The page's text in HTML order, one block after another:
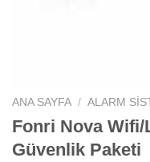
ANA SAYFA / ALARM
Fonri Nova Wifi/
Güvenlik Paketi